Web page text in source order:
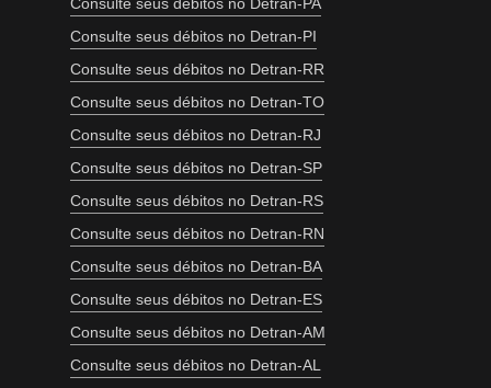
Consulte seus débitos no Detran-PA
Consulte seus débitos no Detran-PI
Consulte seus débitos no Detran-RR
Consulte seus débitos no Detran-TO
Consulte seus débitos no Detran-RJ
Consulte seus débitos no Detran-SP
Consulte seus débitos no Detran-RS
Consulte seus débitos no Detran-RN
Consulte seus débitos no Detran-BA
Consulte seus débitos no Detran-ES
Consulte seus débitos no Detran-AM
Consulte seus débitos no Detran-AL